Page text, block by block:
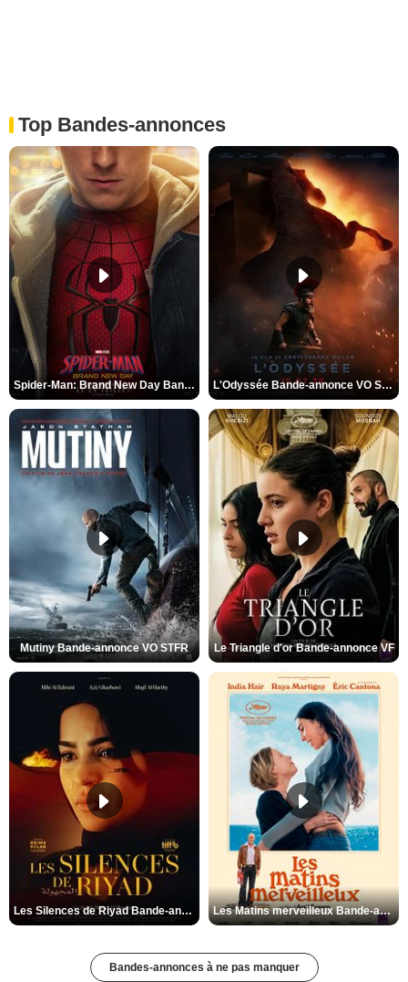
Top Bandes-annonces
Spider-Man: Brand New Day Bande-annonce VO STFR L'Odyssée Bande-annonce VO STFR
Mutiny Bande-annonce VO STFR Le Triangle d'or Bande-annonce VF
Les Silences de Riyad Bande-annonce VO STFR Les Matins merveilleux Bande-annonce VF
Bandes-annonces à ne pas manquer